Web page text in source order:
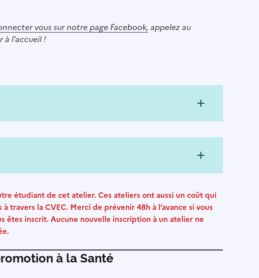
vous sur notre page Facebook, appelez au
l’accueil !
étudiant de cet atelier. Ces ateliers ont aussi un coût qui
travers la CVEC. Merci de prévenir 48h à l’avance si vous
êtes inscrit. Aucune nouvelle inscription à un atelier ne
à la Santé